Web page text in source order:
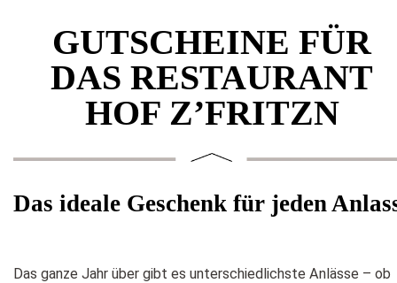
GUTSCHEINE FÜR
DAS RESTAURANT
HOF Z’FRITZN
Das ideale Geschenk für jeden
Das ganze Jahr über gibt es unterschiedlichste Anlässe – ob